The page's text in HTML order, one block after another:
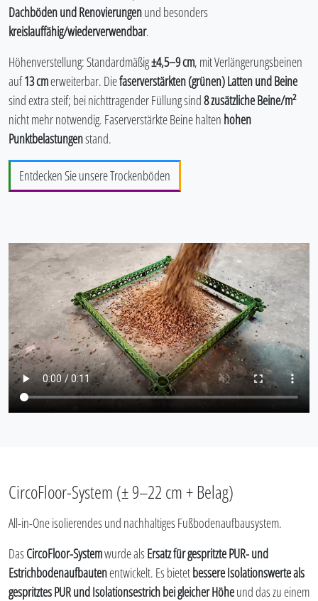
Dachböden und Renovierungenund besonders
kreislauffähig/wiederverwendbar.
Höhenverstellung: Standardmäßig±4,5–9 cm, mit Verlängerungsbeinen
auf13 cmerweiterbar. Diefaserverstärkten (grünen) Latten und Beine
sind extra steif; bei nichttragender Füllung sind8 zusätzliche Beine/m²
nicht mehr notwendig. Faserverstärkte Beine halten hohen
Punktbelastungenstand.
Entdecken Sie unsere Trockenböden
CircoFloor-System (± 9–22 cm + Belag)
All-in-One isolierendes und nachhaltiges Fußbodenaufbausystem.
DasCircoFloor-Systemwurde alsErsatz für gespritzte PUR- und
Estrichbodenaufbautenentwickelt. Es bietetbessere Isolationswerte als
gespritztes PUR und Isolationsestrich bei gleicher Höheund das zu einem